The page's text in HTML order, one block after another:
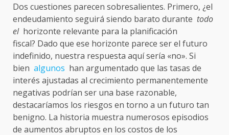
Dos cuestiones parecen sobresalientes. Primero, ¿el
endeudamiento seguirá siendo barato durante todo
elhorizonte relevante para la planificación
fiscal? Dado que ese horizonte parece ser el futuro
indefinido, nuestra respuesta aquí sería «no». Si
bien algunos han argumentado que las tasas de
interés ajustadas al crecimiento permanentemente
negativas podrían ser una base razonable,
destacaríamos los riesgos en torno a un futuro tan
benigno. La historia muestra numerosos episodios
de aumentos abruptos en los costos de los